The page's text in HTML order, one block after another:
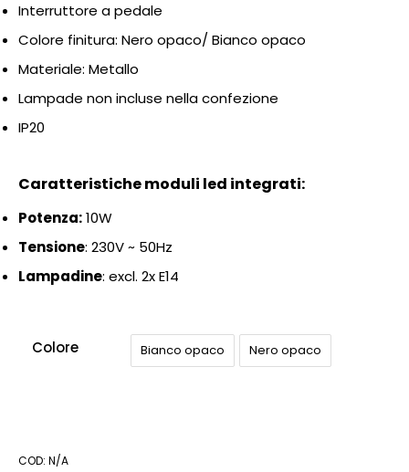
Interruttore a pedale
Colore finitura: Nero opaco/ Bianco opaco
Materiale: Metallo
Lampade non incluse nella confezione
IP20
Caratteristiche moduli led integrati:
Potenza:10W
Tensione: 230V ~ 50Hz
Lampadine: excl. 2x E14
Colore Bianco opaco Nero opaco
COD: N/A